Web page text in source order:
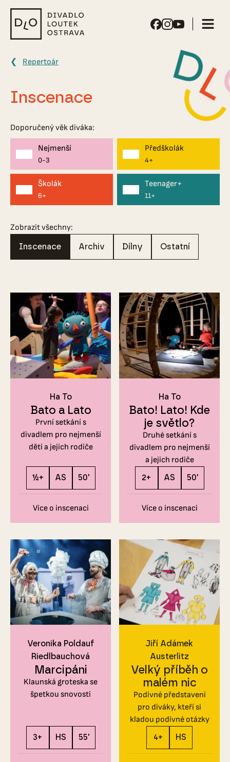
Divadlo
loutek
Repertoár
Inscenace
Doporučený věk diváka:
Nejmenší
0-3
Předškolák
4+
Školák
6+
Teenager+
11+
Zobrazit všechny:
Inscenace
Archiv Dílny Ostatní
Ha To
Bato a Lato
První setkání s
divadlem pro nejmenší
děti a jejich rodiče
½+ AS 50'
Více o inscenaci
Ha To
Bato! Lato! Kde
je světlo?
Druhé setkání s
divadlem pro nejmenší
a jejich rodiče
2+
AS 50'
Více o inscenaci
Veronika Poldauf
Riedlbauchová
Marcipáni
Klaunská groteska se
špetkou snovosti
3+ HS 55'
Jiří Adámek
Austerlitz
Velký příběh o
malém nic
Podivné představení
pro diváky, kteří si
kladou podivné otázky
4+
HS